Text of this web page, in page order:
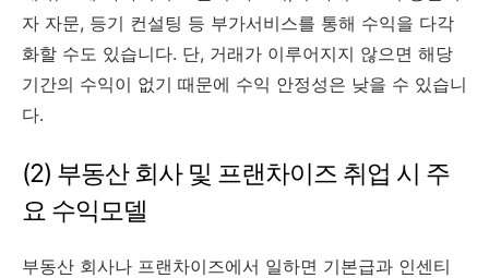
자 자문, 등기 컨설팅 등 부가서비스를 통해 수익을 다각
화할 수도 있습니다. 단, 거래가 이루어지지 않으면 해당
기간의 수익이 없기 때문에 수익 안정성은 낮을 수 있습니
다.
(2) 부동산 회사 및 프랜차이즈 취업 시 주
요 수익모델
부동산 회사나 프랜차이즈에서 일하면 기본급과 인센티